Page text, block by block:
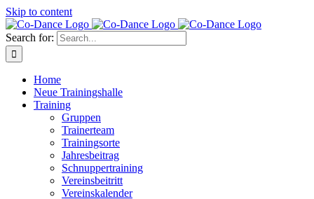
Skip to content
Search for:
Home
Neue Trainingshalle
Training
Gruppen
Trainerteam
Trainingsorte
Jahresbeitrag
Schnuppertraining
Vereinsbeitritt
Vereinskalender